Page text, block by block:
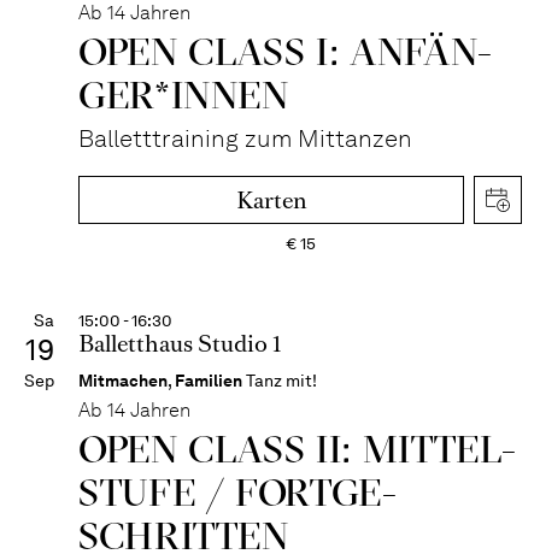
Ab 14 Jahren
OPEN CLASS I: ANFÄN­
GER*IN­NEN
Balletttraining zum Mittanzen
Karten
€15
Sa
19
Sep
15:00 - 16:30
Balletthaus Studio 1
Mitmachen, FamilienTanz mit!
Ab 14 Jahren
OPEN CLASS II: MITTEL­
STUFE / FORT­GE­
SCHRITTEN